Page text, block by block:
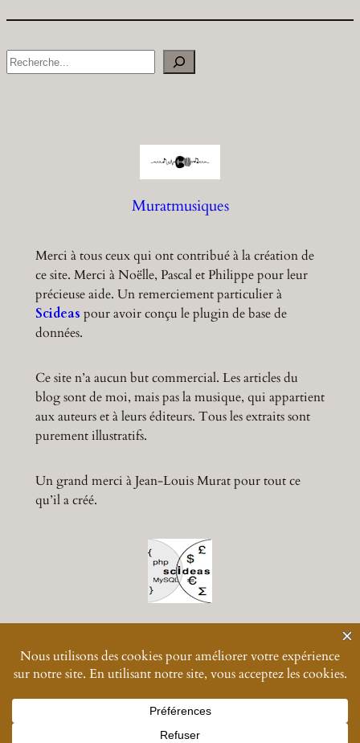
S
Muratmusiques
Merci à tous ceux qui ont contribué à la création de
ce site. Merci à Noëlle, Pascal et Philippe pour leur
précieuse aide. Un remerciement particulier à
Scideas pour avoir conçu le plugin de base de
données.
Ce site n’a aucun but commercial. Les articles du
blog sont de moi, mais pas la musique, qui appartient
aux auteurs et à leurs éditeurs. Tous les extraits sont
purement illustratifs.
Un grand merci à Jean-Louis Murat pour tout ce
qu’il a créé.
© 2024-2026Muratmusiques
Vos données personnelles
Designed with great difficulty with